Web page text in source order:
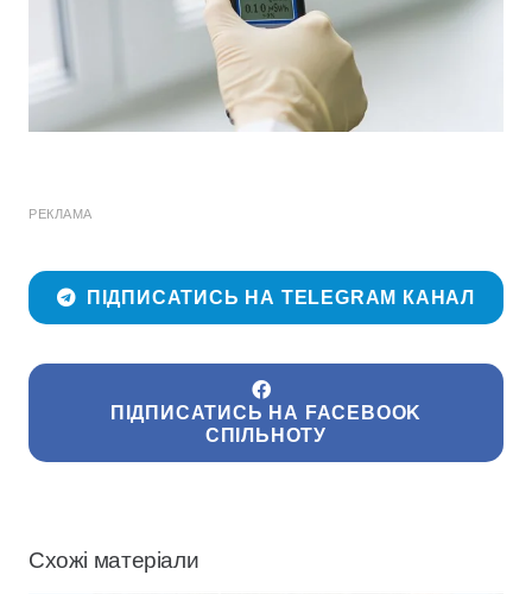
РЕКЛАМА
ПІДПИСАТИСЬ НА TELEGRAM КАНАЛ
ПІДПИСАТИСЬ НА FACEBOOK
СПІЛЬНОТУ
Схожі матеріали